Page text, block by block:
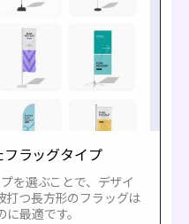
ラッグタイプ
を選ぶことで、デザイ
打つ長方形のフラッグは
最適です。